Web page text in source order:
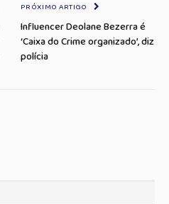
PRÓXIMO ARTIGO
Influencer Deolane Bezerra é
‘Caixa do Crime organizado’, diz
polícia